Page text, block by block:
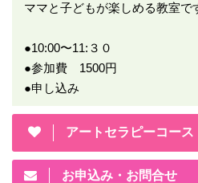
ママと子どもが楽しめる教室で
●10:00〜11:３０
●参加費 1500円
●申し込み
アートセラピーコー
お申込み・お問合せ